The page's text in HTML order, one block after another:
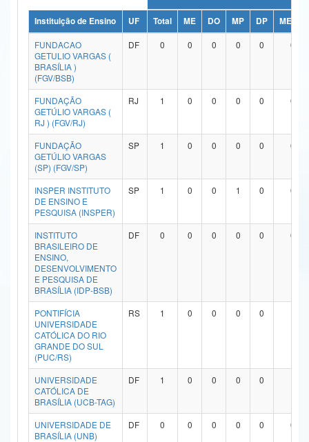
Ministério da Ciência, Tecnologia, Inovações e Comunicações
Ministério do Meio Ambiente
Ministério do Turismo
Ministério do Desenvolvimento Regional
Controladoria-Geral da União
Ministério da Mulher, da Família e dos Direitos Humanos
Secretaria-Geral
Secretaria de Governo
Gabinete de Segurança Institucional
Advocacia-Geral da União
Banco Central do Brasil
Instituição de Ensino UF Total ME DO MP DP
ME/DO
FUNDACAO
GETULIO VARGAS (
BRASÍLIA )
(FGV/BSB)
DF 0 0 0 0 0 0
FUNDAÇÃO
GETÚLIO VARGAS (
RJ ) (FGV/RJ)
RJ 1 0 0 0 0 0
FUNDAÇÃO
GETÚLIO VARGAS
(SP) (FGV/SP)
SP 1 0 0 0 0 0
INSPER INSTITUTO
DE ENSINO E
PESQUISA (INSPER)
SP 1 0 0 1 0 0
INSTITUTO
BRASILEIRO DE
ENSINO,
DESENVOLVIMENTO
E PESQUISA DE
BRASÍLIA (IDP-BSB)
DF 0 0 0 0 0 0
PONTIFÍCIA
UNIVERSIDADE
CATÓLICA DO RIO
GRANDE DO SUL
(PUC/RS)
RS 1 0 0 0 0
UNIVERSIDADE
CATÓLICA DE
BRASÍLIA (UCB-TAG)
DF 1 0 0 0 0
UNIVERSIDADE DE
BRASÍLIA (UNB)
DF 0 0 0 0 0 0